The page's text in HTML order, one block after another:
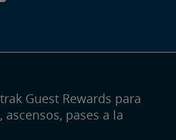
Guest Rewards para
pases a la